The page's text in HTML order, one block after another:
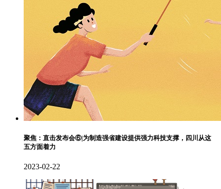
聚焦：直击发布会⑥|为制造强省建设提供强力科技支撑，四川从这
五方面着力
2023-02-22